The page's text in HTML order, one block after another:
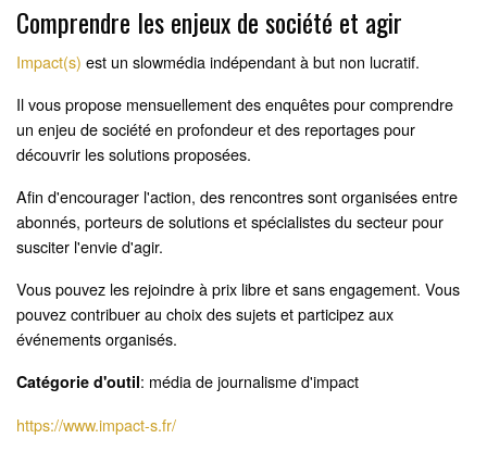
Comprendre les enjeux de société et agir
Impact(s) est un slowmédia indépendant à but non lucratif.
Il vous propose mensuellement des enquêtes pour comprendre
un enjeu de société en profondeur et des reportages pour
découvrir les solutions proposées.
Afin d'encourager l'action, des rencontres sont organisées entre
abonnés, porteurs de solutions et spécialistes du secteur pour
susciter l'envie d'agir.
Vous pouvez les rejoindre à prix libre et sans engagement. Vous
pouvez contribuer au choix des sujets et participez aux
événements organisés.
Catégorie d'outil: média de journalisme d'impact
https://www.impact-s.fr/